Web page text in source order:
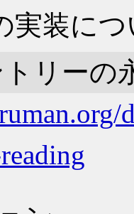
実装に
リーの